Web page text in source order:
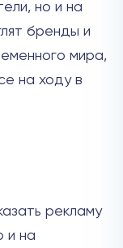
но и на
бренды и
мира,
на ходу в
рекламу
и на